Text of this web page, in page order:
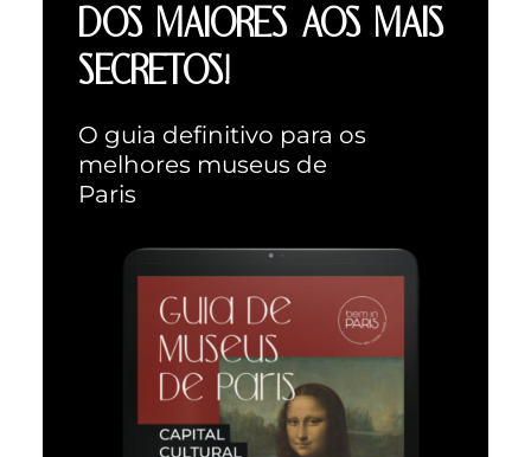
DOS MAIORES AOS MAIS
SECRETOS!
O guia definitivo para os
melhores museus de
Paris